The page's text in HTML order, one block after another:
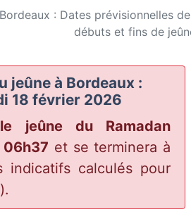
: Dates prévisionnelles
débuts et fins de
jeûne à Bordeaux :
18 février 2026
jeûne du Ramadan
06h37 et se terminera à
indicatifs calculés pour